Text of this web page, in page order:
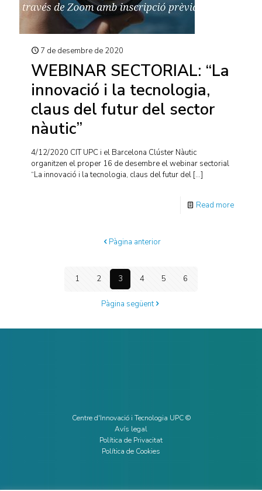
7 de desembre de 2020
WEBINAR SECTORIAL: “La
innovació i la tecnologia,
claus del futur del sector
nàutic”
4/12/2020 CIT UPC i el Barcelona Clúster Nàutic
organitzen el proper 16 de desembre el webinar sectorial
“La innovació i la tecnologia, claus del futur del […]
Read more
Pàgina anterior
1 2 3 4 5 6
Pàgina següent
Centre d'Innovació i Tecnologia UPC ©
Avís legal
Política de Privacitat
Política de Cookies